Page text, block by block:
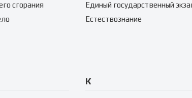
сгорания
Единый государственный
Естествознание
К